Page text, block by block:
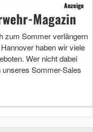
Anzeige
Magazin
zum Sommer verlängern
haben wir viele
Wer nicht dabei
Sommer-Sales